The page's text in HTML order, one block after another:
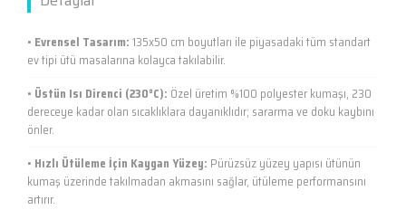
• Evrensel Tasarım:135x50 cm boyutları ile piyasadaki tüm standart
ev tipi ütü masalarına kolayca takılabilir.
• Üstün Isı Direnci (230°C): Özel üretim %100 polyester kumaşı, 230
dereceye kadar olan sıcaklıklara dayanıklıdır; sararma ve doku kaybını
önler.
• Hızlı Ütüleme İçin Kaygan Yüzey: Pürüzsüz yüzey yapısı ütünün
kumaş üzerinde takılmadan akmasını sağlar, ütüleme performansını
artırır.